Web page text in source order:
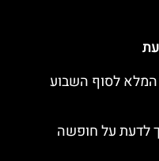
המלא לסוף השבוע
לדעת על חופשה